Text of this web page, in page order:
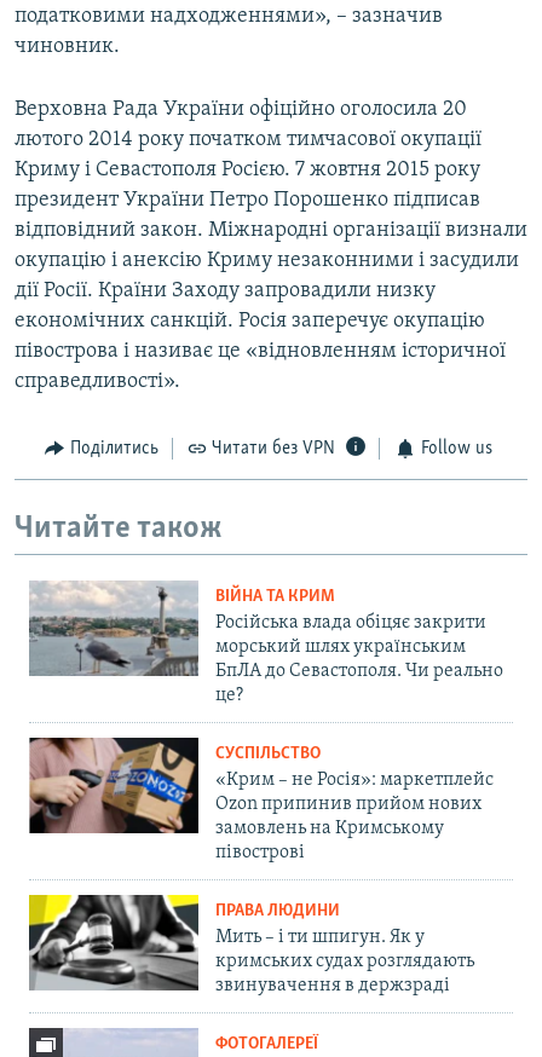
податковими надходженнями», – зазначив
чиновник.
Верховна Рада України офіційно оголосила 20
лютого 2014 року початком тимчасової окупації
Криму і Севастополя Росією. 7 жовтня 2015 року
президент України Петро Порошенко підписав
відповідний закон. Міжнародні організації визнали
окупацію і анексію Криму незаконними і засудили
дії Росії. Країни Заходу запровадили низку
економічних санкцій. Росія заперечує окупацію
півострова і називає це «відновленням історичної
справедливості».
Поділитись Читати без VPN Follow us
Читайте також
ВІЙНА ТА КРИМ
Російська влада обіцяє закрити
морський шлях українським
БпЛА до Севастополя. Чи реально
це?
СУСПІЛЬСТВО
«Крим – не Росія»: маркетплейс
Ozon припинив прийом нових
замовлень на Кримському
півострові
ПРАВА ЛЮДИНИ
Мить – і ти шпигун. Як у
кримських судах розглядають
звинувачення в держзраді
ФОТОГАЛЕРЕЇ